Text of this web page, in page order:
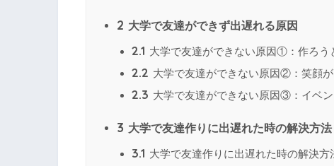
2 大学で友達ができず出遅れる原因
2.1 大学で友達ができない原因①：作ろう
2.2 大学で友達ができない原因②：笑顔
2.3 大学で友達ができない原因③：イベ
3 大学で友達作りに出遅れた時の解決方法
3.1 大学で友達作りに出遅れた時の解決